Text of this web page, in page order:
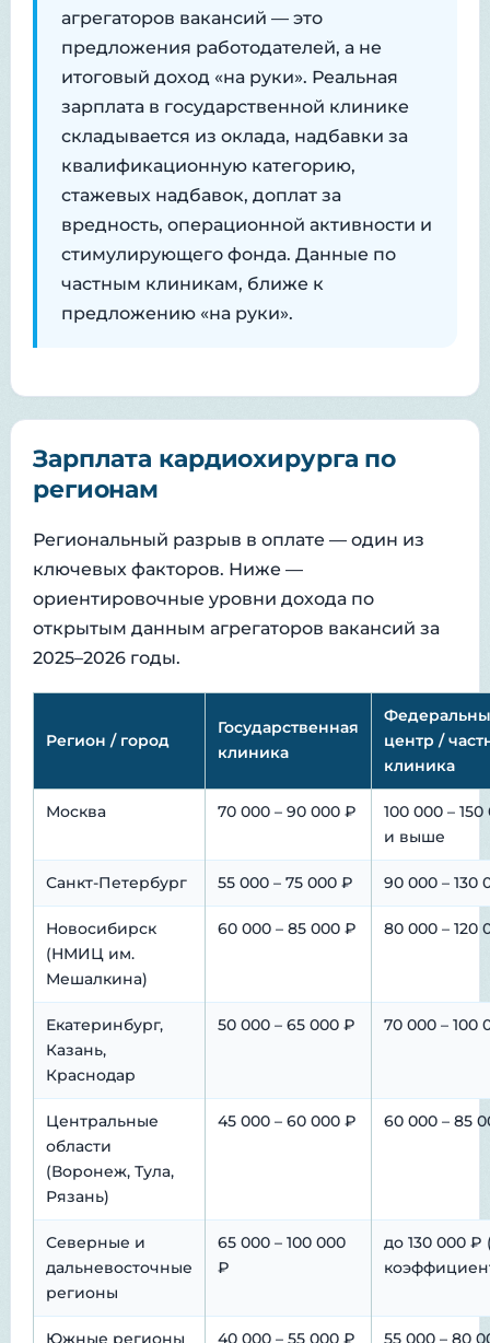
агрегаторов вакансий — это
предложения работодателей, а не
итоговый доход «на руки». Реальная
зарплата в государственной клинике
складывается из оклада, надбавки за
квалификационную категорию,
стажевых надбавок, доплат за
вредность, операционной активности и
стимулирующего фонда. Данные по
частным клиникам, ближе к
предложению «на руки».
Зарплата кардиохирурга по
регионам
Региональный разрыв в оплате — один из
ключевых факторов. Ниже —
ориентировочные уровни дохода по
открытым данным агрегаторов вакансий за
2025–2026 годы.
Регион / город
Государственная
клиника
центр /
клиника
Москва 70 000 – 90 000 ₽
100 000 –
и выше
Санкт-Петербург 55 000 – 75 000 ₽ 90 000 – 130
Новосибирск
(НМИЦ им.
Мешалкина)
60 000 – 85 000 ₽ 80 000 – 120
Екатеринбург,
Казань,
Краснодар
50 000 – 65 000 ₽ 70 000 – 100
Центральные
области
(Воронеж, Тула,
Рязань)
45 000 – 60 000 ₽ 60 000 – 85
Северные и
дальневосточные
регионы
65 000 – 100 000
₽
до 130 000 ₽
Южные регионы 40 000 – 55 000 ₽ 55 000 – 80